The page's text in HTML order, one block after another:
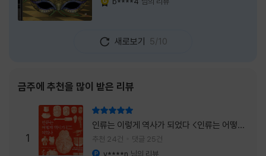
는 과정에서 나오미가 다치게 되자, 고스케는
모든 책임을 지고 형사직에서 물러난다. 하지만
을 받게 된다. 그렇게 끝난 4권 이후, 나는 5권
이 출간되기만을 기다렸다. 형사가 아닌 호텔리
어가 된 닛타 고스케의 모습이 무척 궁금했기
때문이다. 그동안 호텔에서 잠복 수사를 하며
어설픈 호텔리어의 가면을 쓰고 있었다면, 이제
는 가면
새로보기 5/10
금주에 추천을 많이 받은 리뷰
1
인류는 이렇게 역사가 되었다 <인류는 어떻게
역사가 되었나>
추천 24건 댓글 25건
y****n 님의 리뷰